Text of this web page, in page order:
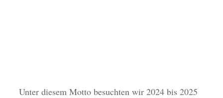
Unter diesem Motto besuchten wir 2024 bis 2025